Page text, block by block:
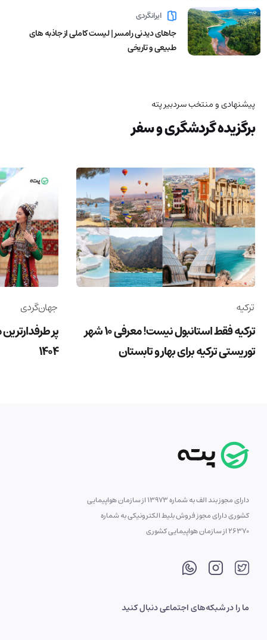
ایرانگردی
جاهای دیدنی رامسر | لیست کاملی از جاذبه های
طبیعی و تاریخی
پیشنهادی و منتخب سردبیر پته
برگزیده گردشگری و سفر
ترکیه
ترکیه فقط استانبول نیست! معرفی 10 شهر
توریستی ترکیه برای بهار و تابستان
جهان‌گردی
پر
1404
دارای مجوز بند الف به شماره 13973 از سازمان هواپیمایی
کشوری دارای مجوز فروش بلیط الکترونیکی به شماره
26370 از سازمان هواپیمایی کشوری
ما را در شبکه‌های اجتماعی دنبال کنید